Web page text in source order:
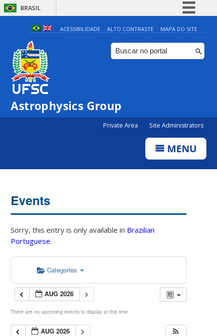
BRASIL
Simplifique!
Comunica BR
Participe
ACESSIBILIDADE ALTO CONTRASTE MAPA DO SITE
Astrophysics Group
Private Area Site Administrators
MENU
Events
Sorry, this entry is only available in Brazilian
Portuguese.
Categories
AUG 2026
There are no upcoming events to display at this time.
AUG 2026